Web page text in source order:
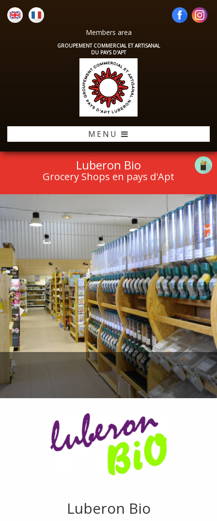
Members area
GROUPEMENT COMMERCIAL ET ARTISANAL
DU PAYS D'APT
MENU
Luberon Bio
Grocery Shops en pays d'Apt
Luberon Bio